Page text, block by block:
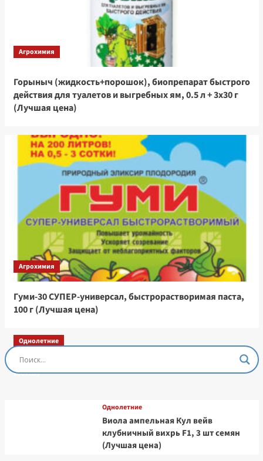
Агрохимия
Горыныч (жидкость+порошок), биопрепарат быстрого
действия для туалетов и выгребных ям, 0.5 л + 3х30 г
(Лучшая цена)
Агрохимия
Гуми-30 СУПЕР-универсал, быстрорастворимая паста,
100 г (Лучшая цена)
Однолетние
Остеоспермум Пэшн Роуз, 3 шт семян (Лучшая
цена)
Однолетние
Виола ампельная Кул вейв
клубничный вихрь F1, 3 шт семян
(Лучшая цена)